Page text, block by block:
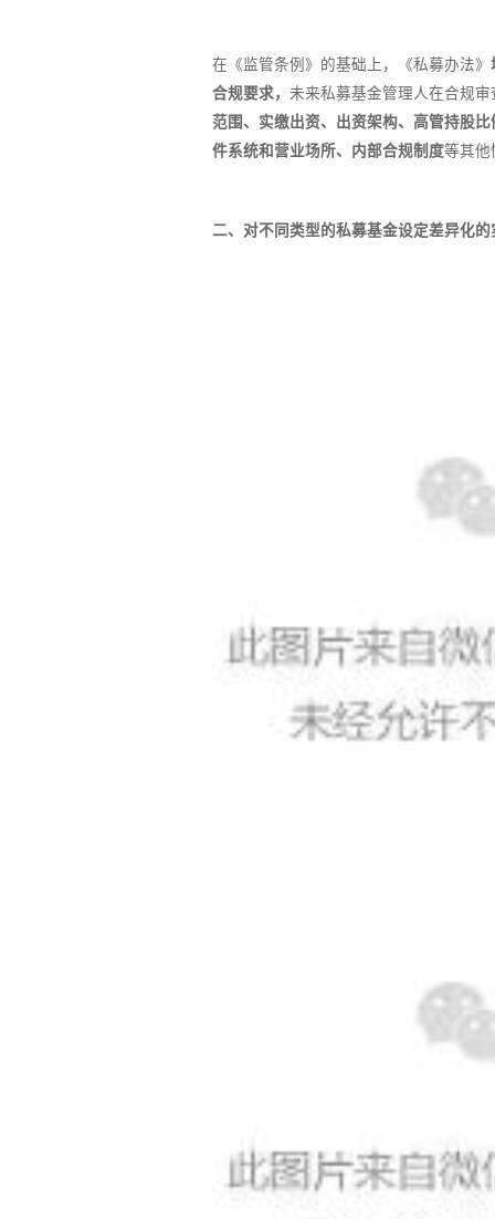
在《监管条例》的基础上，《私募办法》
合规要求， 未来私募基金管理人在合规
范围、实缴出资、出资架构、高管持股
件系统和营业场所、内部合规制度等其他
二、对不同类型的私募基金设定差异化